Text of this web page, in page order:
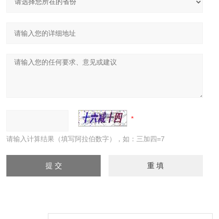
请输入计算结果（填写阿拉伯数字），如：三加四=7